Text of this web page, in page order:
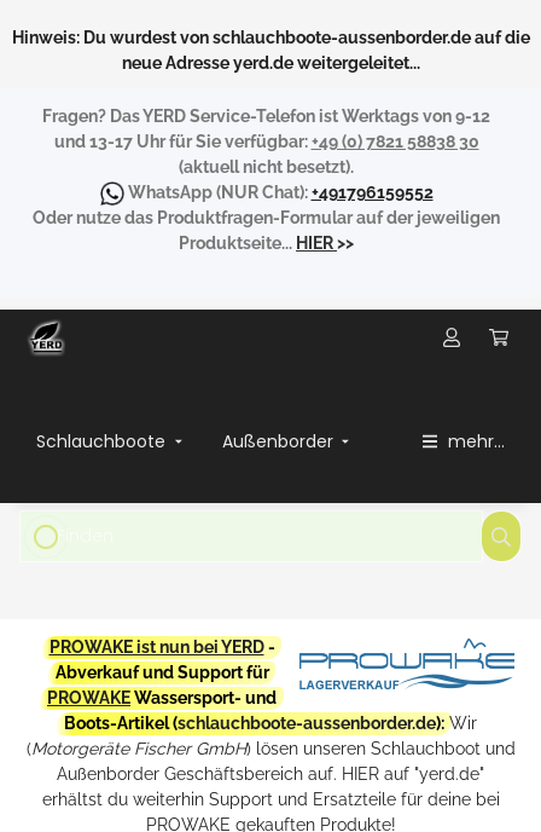
Hinweis: Du wurdest von schlauchboote-aussenborder.de auf die
neue Adresse yerd.de weitergeleitet...
Fragen? Das YERD Service-Telefon ist Werktags von 9-12
und 13-17 Uhr für Sie verfügbar:+49 (0) 7821 58838 30
(aktuell nicht besetzt).
WhatsApp(NUR Chat):+491796159552
Oder nutze das Produktfragen-Formular auf der jeweiligen
Produktseite... HIER>>
Schlauchboote Außenborder mehr...
PROWAKE ist nun bei YERD-
Abverkauf und Support für
PROWAKEWassersport- und
Boots-Artikel (schlauchboote-aussenborder.de): Wir
(Motorgeräte Fischer GmbH) lösen unseren Schlauchboot und
Außenborder Geschäftsbereich auf. HIER auf "yerd.de"
erhältst du weiterhin Support und Ersatzteile für deine bei
PROWAKE gekauften Produkte!